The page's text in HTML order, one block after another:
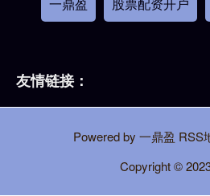
友情链接：
Powered by 一鼎盈 RSS
Copyright©